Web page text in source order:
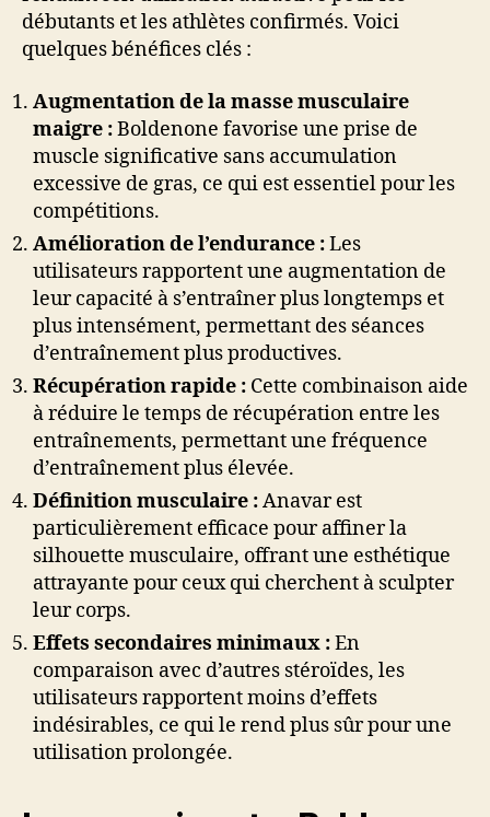
débutants et les athlètes confirmés. Voici
quelques bénéfices clés :
Augmentation de la masse musculaire
maigre :Boldenone favorise une prise de
muscle significative sans accumulation
excessive de gras, ce qui est essentiel pour les
compétitions.
Amélioration de l’endurance :Les
utilisateurs rapportent une augmentation de
leur capacité à s’entraîner plus longtemps et
plus intensément, permettant des séances
d’entraînement plus productives.
Récupération rapide : Cette combinaison aide
à réduire le temps de récupération entre les
entraînements, permettant une fréquence
d’entraînement plus élevée.
Définition musculaire :Anavar est
particulièrement efficace pour affiner la
silhouette musculaire, offrant une esthétique
attrayante pour ceux qui cherchent à sculpter
leur corps.
Effets secondaires minimaux :En
comparaison avec d’autres stéroïdes, les
utilisateurs rapportent moins d’effets
indésirables, ce qui le rend plus sûr pour une
utilisation prolongée.